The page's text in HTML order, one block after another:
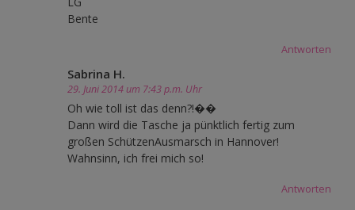
Bente
Antworten
Sabrina H.
29. Juni 2014 um 7:43 p.m. Uhr
Oh wie toll ist das denn?!��
Dann wird die Tasche ja pünktlich fertig zum
großen SchützenAusmarsch in Hannover!
Wahnsinn, ich frei mich so!
Antworten